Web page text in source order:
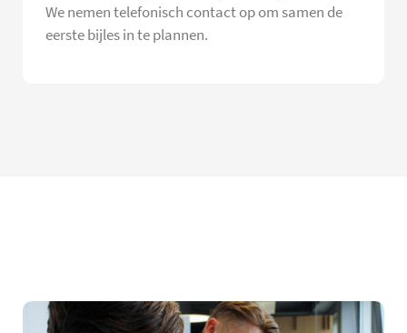
We nemen telefonisch contact op om samen de
eerste bijles in te plannen.